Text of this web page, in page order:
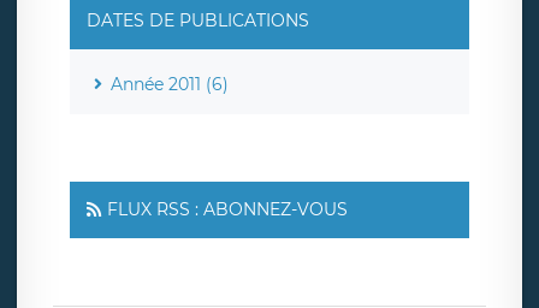
DATES DE PUBLICATIONS
Année 2011 (6)
FLUX RSS : ABONNEZ-VOUS